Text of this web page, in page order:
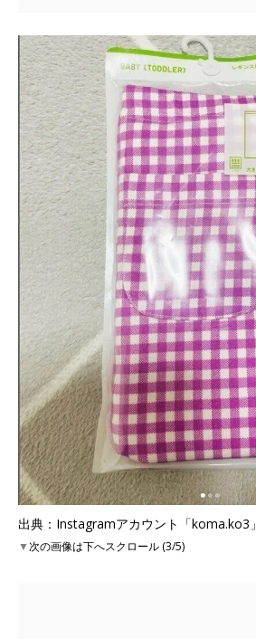
出典：Instagramアカウント「koma.ko3」
▼次の画像は下へスクロール (3/5)